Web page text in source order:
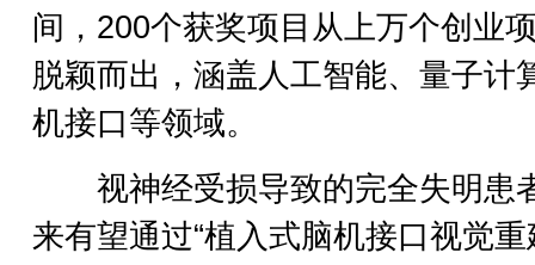
间，200个获奖项目从上万个创业
脱颖而出，涵盖人工智能、量子计
机接口等领域。
视神经受损导致的完全失明患
来有望通过“植入式脑机接口视觉